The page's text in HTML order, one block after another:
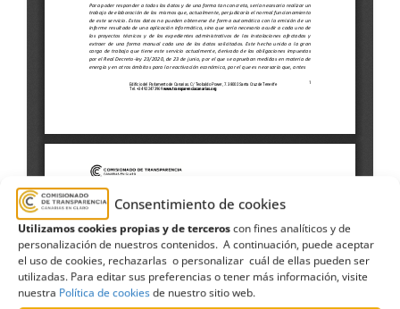
Consentimiento de cookies
Utilizamos cookies propias y de terceroscon fines analíticos y de
personalización de nuestros contenidos. A continuación, puede aceptar
el uso de cookies, rechazarlas o personalizar cuál de ellas pueden ser
utilizadas. Para editar sus preferencias o tener más información, visite
nuestra Política de cookiesde nuestro sitio web.